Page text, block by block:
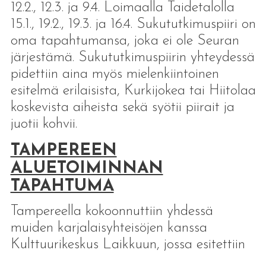
12.2., 12.3. ja 9.4. Loimaalla Taidetalolla
15.1., 19.2., 19.3. ja 16.4. Sukututkimuspiiri on
oma tapahtumansa, joka ei ole Seuran
järjestämä. Sukututkimuspiirin yhteydessä
pidettiin aina myös mielenkiintoinen
esitelmä erilaisista, Kurkijokea tai Hiitolaa
koskevista aiheista sekä syötii piirait ja
juotii kohvii.
TAMPEREEN
ALUETOIMINNAN
TAPAHTUMA
Tampereella kokoonnuttiin yhdessä
muiden karjalaisyhteisöjen kanssa
Kulttuurikeskus Laikkuun, jossa esitettiin